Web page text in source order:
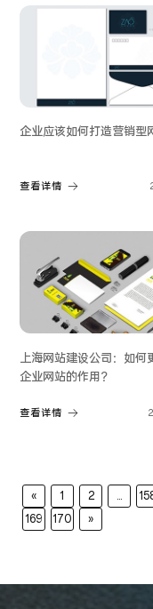
企业应该如何打造营销型
查看详情
上海网站建设公司：如何
企业网站的作用？
查看详情
« 1 2 ...
169
170 »